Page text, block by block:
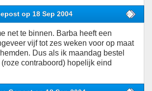
op 18 Sep 2004
net te binnen. Barba heeft een
vijf tot zes weken voor op maat
Dus als ik maandag bestel
contraboord) hopelijk eind